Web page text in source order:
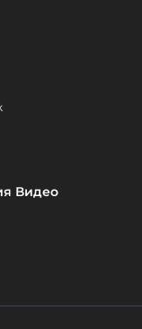
Видео